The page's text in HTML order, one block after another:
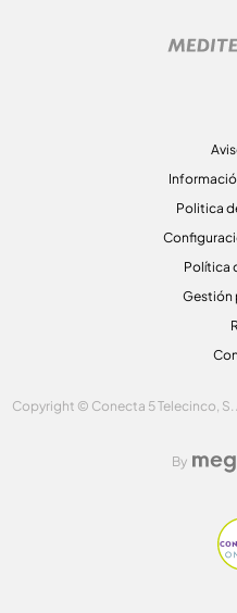
Politica
Política
Gestión
Copyright © Conecta 5 Telecinco,
By